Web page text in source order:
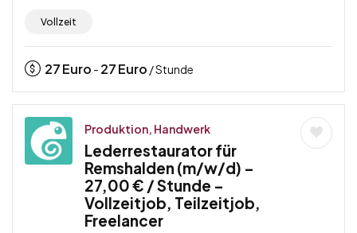
Vollzeit
27Euro - 27Euro / Stunde
Produktion, Handwerk
Lederrestaurator für
Remshalden (m/w/d) –
27,00 € / Stunde –
Vollzeitjob, Teilzeitjob,
Freelancer